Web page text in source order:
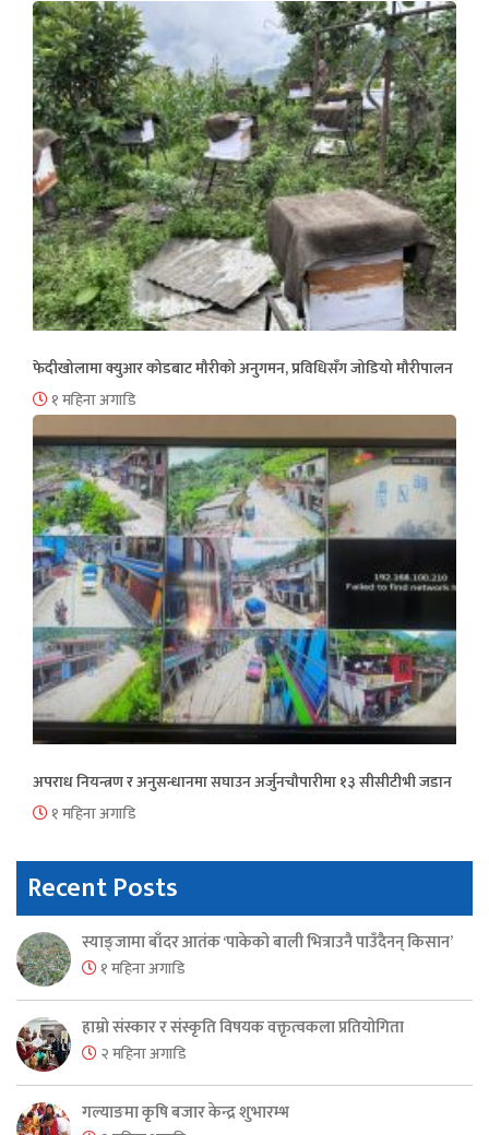
फेदीखोलामा क्युआर कोडबाट मौरीको अनुगमन, प्रविधिसँग जोडियो मौरीपालन
१ महिना अगाडि
अपराध नियन्त्रण र अनुसन्धानमा सघाउन अर्जुनचौपारीमा १३ सीसीटीभी जडान
१ महिना अगाडि
Recent Posts
स्याङ्जामा बाँदर आतंक ‘पाकेको बाली भित्राउनै पाउँदैनन् किसान’
१ महिना अगाडि
हाम्रो संस्कार र संस्कृति विषयक वक्तृत्वकला प्रतियोगिता
२ महिना अगाडि
गल्याङमा कृषि बजार केन्द्र शुभारम्भ